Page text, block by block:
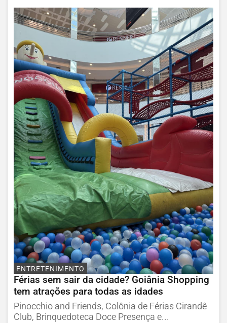
ENTRETENIMENTO
Férias sem sair da cidade? Goiânia Shopping
tem atrações para todas as idades
Pinocchio and Friends, Colônia de Férias Cirandê
Club, Brinquedoteca Doce Presença e...